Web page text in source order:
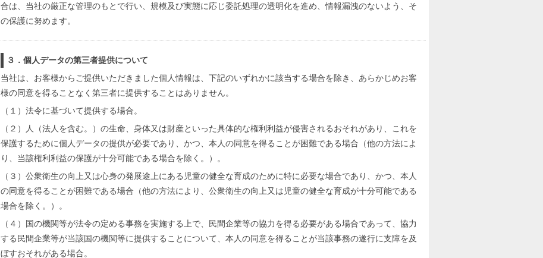
合は、当社の厳正な管理のもとで行い、規模及び実態に応じ委託処理の透明化を進め、情報漏洩のないよう、そ
の保護に努めます。
３．個人データの第三者提供について
当社は、お客様からご提供いただきました個人情報は、下記のいずれかに該当する場合を除き、あらかじめお客
様の同意を得ることなく第三者に提供することはありません。
（１）法令に基づいて提供する場合。
（２）人（法人を含む。）の生命、身体又は財産といった具体的な権利利益が侵害されるおそれがあり、これを
保護するために個人データの提供が必要であり、かつ、本人の同意を得ることが困難である場合（他の方法によ
り、当該権利利益の保護が十分可能である場合を除く。）。
（３）公衆衛生の向上又は心身の発展途上にある児童の健全な育成のために特に必要な場合であり、かつ、本人
の同意を得ることが困難である場合（他の方法により、公衆衛生の向上又は児童の健全な育成が十分可能である
場合を除く。）。
（４）国の機関等が法令の定める事務を実施する上で、民間企業等の協力を得る必要がある場合であって、協力
する民間企業等が当該国の機関等に提供することについて、本人の同意を得ることが当該事務の遂行に支障を及
ぼすおそれがある場合。